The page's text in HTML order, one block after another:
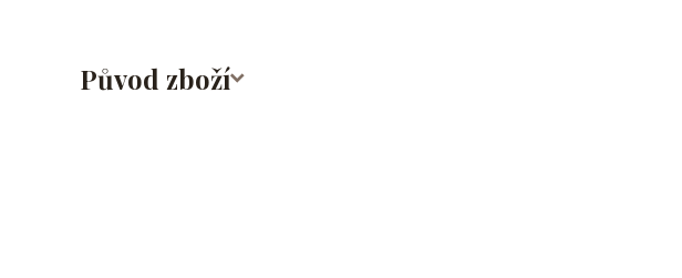
Původ zboží